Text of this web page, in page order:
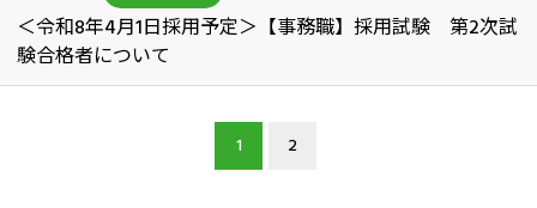
＜令和8年4月1日採用予定＞【事務職】採用試験 第2次試
験合格者について
1 2